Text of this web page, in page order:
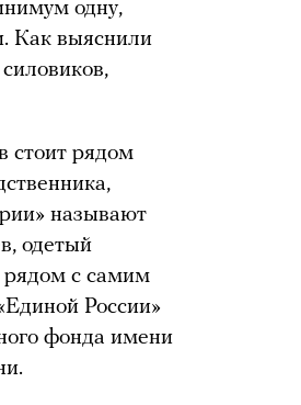
одну,
Как выяснили
стоит рядом
называют
одетый
рядом с самим
России»
фонда имени